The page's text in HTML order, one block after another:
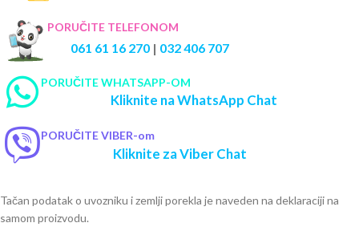
PORUČITE TELEFONOM
061 61 16 270 | 032 406 707
PORUČITE WHATSAPP-OM
Kliknite na WhatsApp Chat
PORUČITE VIBER-om
Kliknite za Viber Chat
Tačan podatak o uvozniku i zemlji porekla je naveden na deklaraciji na
samom proizvodu.